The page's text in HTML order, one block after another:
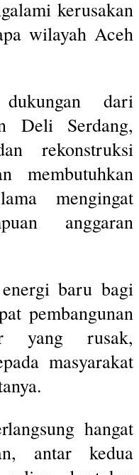
kerusakan
wilayah Aceh
dari
Deli Serdang,
rekonstruksi
membutuhkan
mengingat
anggaran
baru bagi
pembangunan
yang rusak,
masyarakat
hangat
antar kedua